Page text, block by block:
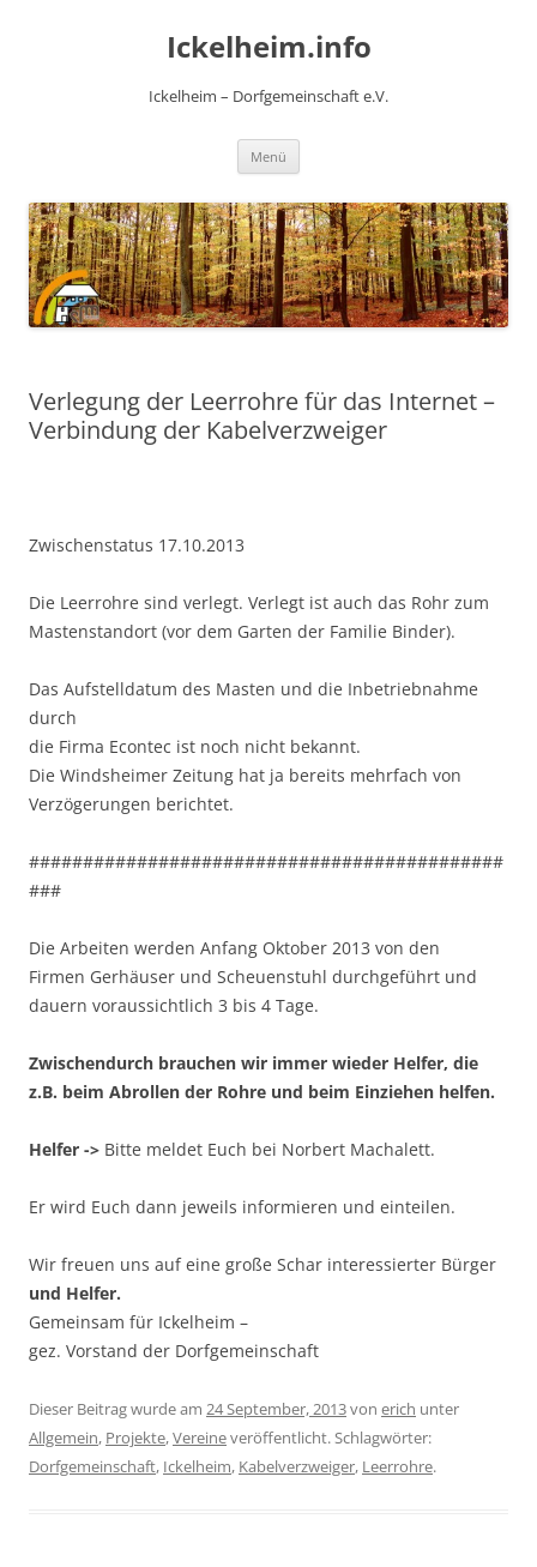
Ickelheim.info
Ickelheim – Dorfgemeinschaft e.V.
Menü
Verlegung der Leerrohre für das Internet –
Verbindung der Kabelverzweiger
Zwischenstatus 17.10.2013
Die Leerrohre sind verlegt. Verlegt ist auch das Rohr zum
Mastenstandort (vor dem Garten der Familie Binder).
Das Aufstelldatum des Masten und die Inbetriebnahme
durch
die Firma Econtec ist noch nicht bekannt.
Die Windsheimer Zeitung hat ja bereits mehrfach von
Verzögerungen berichtet.
############################################
###
Die Arbeiten werden Anfang Oktober 2013 von den
Firmen Gerhäuser und Scheuenstuhl durchgeführt und
dauern voraussichtlich 3 bis 4 Tage.
Zwischendurch brauchen wir immer wieder Helfer, die
z.B. beim Abrollen der Rohre und beim Einziehen helfen.
Helfer -> Bitte meldet Euch bei Norbert Machalett.
Er wird Euch dann jeweils informieren und einteilen.
Wir freuen uns auf eine große Schar interessierter Bürger
und Helfer.
Gemeinsam für Ickelheim –
gez. Vorstand der Dorfgemeinschaft
Dieser Beitrag wurde am 24 September, 2013von erich unter
Allgemein, Projekte,Vereineveröffentlicht. Schlagwörter:
Dorfgemeinschaft, Ickelheim, Kabelverzweiger, Leerrohre.